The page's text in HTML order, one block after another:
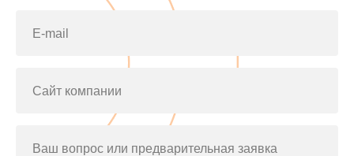
E-mail
Сайт компании
Ваш вопрос или предварительная заявка